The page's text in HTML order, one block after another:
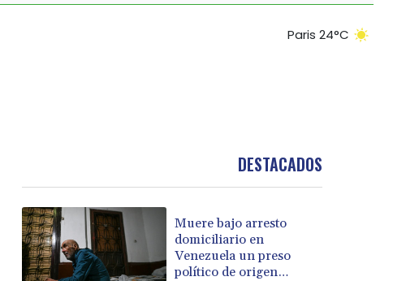
Paris 24°C
DESTACADOS
Muere bajo arresto
domiciliario en
Venezuela un preso
político de origen